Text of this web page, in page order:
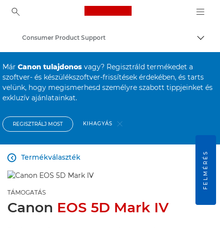
Canon Logo, back to
Consumer Product Support
Már Canon tulajdonos vagy? Regisztráld termékedet a
szoftver- és készülékszoftver-frissítések érdekében, és tarts
velünk, hogy megismerhesd személyre szabott tippjeinket és
exkluzív ajánlatainkat.
REGISZTRÁLJ MOST KIHAGYÁS
Termékválaszték

TÁMOGATÁS
Canon EOS 5D Mark IV
FELMÉRÉS